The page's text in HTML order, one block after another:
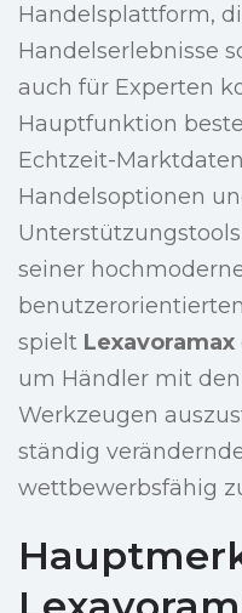
Handelsplattform,
Handelserlebnisse
auch für Experten
Hauptfunktion
Echtzeit-
Handelsoptionen
seiner
spielt Lexavoramax
um Händler mit
Werkzeugen
ständig
wettbewerbsfähig